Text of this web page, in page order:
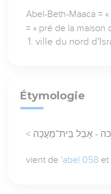
Abel-Beth-Maaca =
= « pré de la maison
ville du nord
Étymologie
- אָבֵל בֵּית־מַעֲכָה
vient de 'abel 058 et